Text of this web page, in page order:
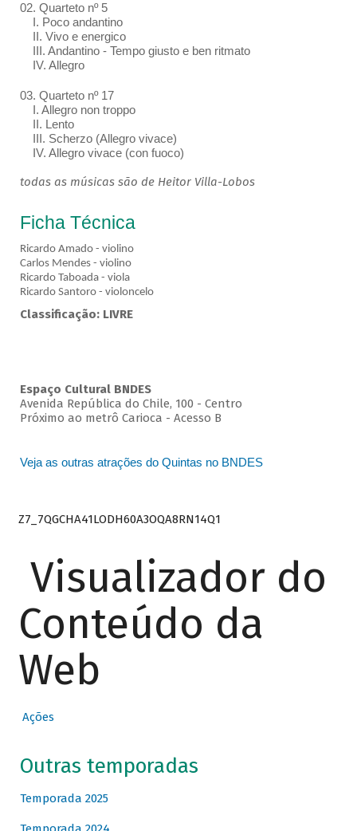
02. Quarteto nº 5
I. Poco andantino
II. Vivo e energico
III. Andantino - Tempo giusto e ben ritmato
IV. Allegro
03. Quarteto nº 17
I. Allegro non troppo
II. Lento
III. Scherzo (Allegro vivace)
IV. Allegro vivace (con fuoco)
todas as músicas são de Heitor Villa-Lobos
Ficha Técnica
Ricardo Amado - violino
Carlos Mendes - violino
Ricardo Taboada - viola
Ricardo Santoro - violoncelo
Classificação: LIVRE
Espaço Cultural BNDES
Avenida República do Chile, 100 - Centro
Próximo ao metrô Carioca - Acesso B
Veja as outras atrações do Quintas no BNDES
Z7_7QGCHA41LODH60A3OQA8RN14Q1
Visualizador do
Conteúdo da
Web
Ações
Outras temporadas
Temporada 2025